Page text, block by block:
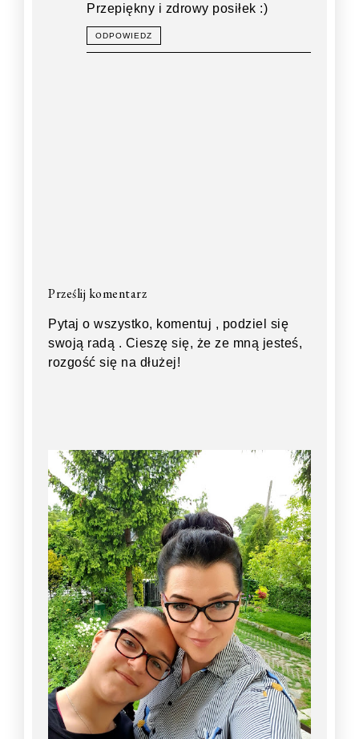
Przepiękny i zdrowy posiłek :)
ODPOWIEDZ
Prześlij komentarz
Pytaj o wszystko, komentuj , podziel się
swoją radą . Cieszę się, że ze mną jesteś,
rozgość się na dłużej!